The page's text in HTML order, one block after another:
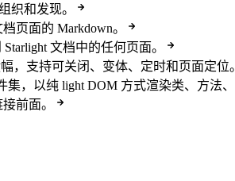
织和发现。
页面的 Markdown。
文档中的任何页面。
，支持可关闭、变体、定时和页面定位。
集，以纯 light DOM 方式渲染类、方法
前面。